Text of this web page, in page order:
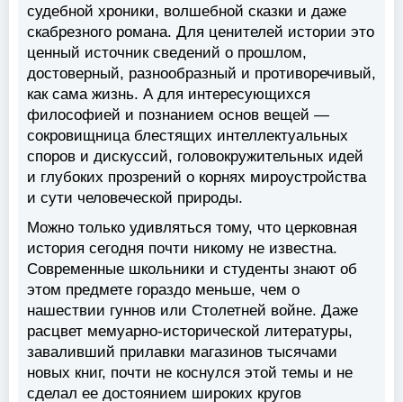
судебной хроники, волшебной сказки и даже
скабрезного романа. Для ценителей истории это
ценный источник сведений о прошлом,
достоверный, разнообразный и противоречивый,
как сама жизнь. А для интересующихся
философией и познанием основ вещей —
сокровищница блестящих интеллектуальных
споров и дискуссий, головокружительных идей
и глубоких прозрений о корнях мироустройства
и сути человеческой природы.
Можно только удивляться тому, что церковная
история сегодня почти никому не известна.
Современные школьники и студенты знают об
этом предмете гораздо меньше, чем о
нашествии гуннов или Столетней войне. Даже
расцвет мемуарно-исторической литературы,
заваливший прилавки магазинов тысячами
новых книг, почти не коснулся этой темы и не
сделал ее достоянием широких кругов